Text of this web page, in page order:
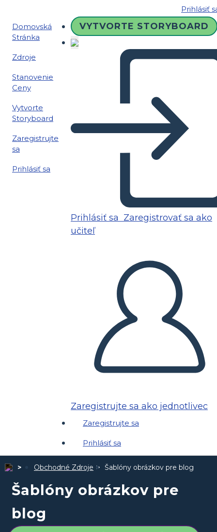
Prihlásiť
Domovská
Stránka
Zdroje
Stanovenie
Ceny
Vytvorte
Storyboard
Zaregistrujte
sa
Prihlásiť sa
VYTVORTE STORYBOARD
Prihlásiť sa Zaregistrovať sa ako
učiteľ
Zaregistrujte sa ako jednotlivec
Zaregistrujte sa
Prihlásiť sa
Obchodné Zdroje Šablóny obrázkov pre blog
Šablóny obrázkov pre
blog